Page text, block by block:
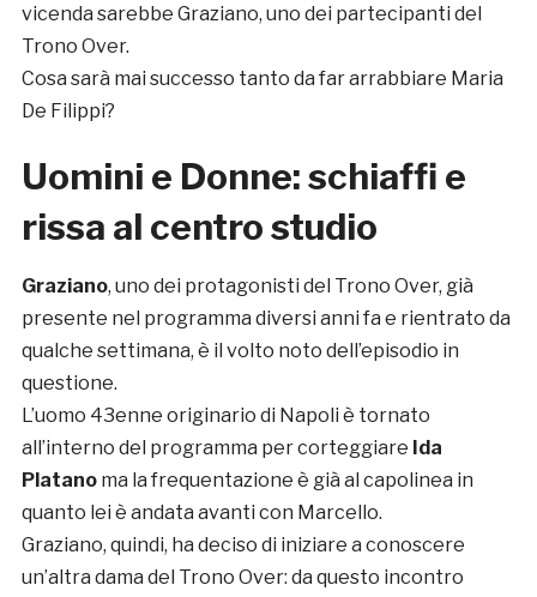
vicenda sarebbe Graziano, uno dei partecipanti del
Trono Over.
Cosa sarà mai successo tanto da far arrabbiare Maria
De Filippi?
Uomini e Donne: schiaffi e
rissa al centro studio
Graziano, uno dei protagonisti del Trono Over, già
presente nel programma diversi anni fa e rientrato da
qualche settimana, è il volto noto dell’episodio in
questione.
L’uomo 43enne originario di Napoli è tornato
all’interno del programma per corteggiare Ida
Platanoma la frequentazione è già al capolinea in
quanto lei è andata avanti con Marcello.
Graziano, quindi, ha deciso di iniziare a conoscere
un’altra dama del Trono Over: da questo incontro